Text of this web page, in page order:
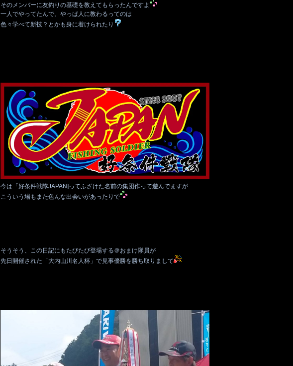
そのメンバーに友釣りの基礎を教えてもらったんですよ
一人でやってたんで、やっぱ人に教わるってのは
色々学べて新技？とかも身に着けられたり
今は「好条件戦隊JAPAN]ってふざけた名前の集団作って遊んでますが
こういう場もまた色んな出会いがあったりで
そうそう、この日記にもたびたび登場する＠おまけ隊員が
先日開催された「大内山川名人杯」で見事優勝を勝ち取りまして